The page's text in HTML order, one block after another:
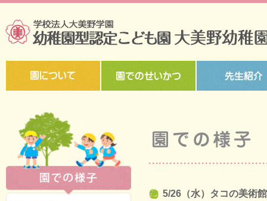
5/26（水）タコの美術